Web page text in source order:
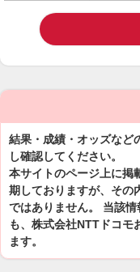
結果・成績・オッズなど
し確認してください。
本サイトのページ上に掲
期しておりますが、その
ではありません。 当該
も、株式会社NTTドコモ
ます。